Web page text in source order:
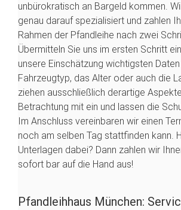
unbürokratisch an Bargeld kommen.
genau darauf spezialisiert und zahlen
Rahmen der Pfandleihe nach zwei
Übermitteln Sie uns im ersten Schritt
unsere Einschätzung wichtigsten
Fahrzeugtyp, das Alter oder auch die
ziehen ausschließlich derartige
Betrachtung mit ein und lassen die
Im Anschluss vereinbaren wir einen
noch am selben Tag stattfinden kann.
Unterlagen dabei? Dann zahlen wir
sofort bar auf die Hand aus!
Pfandleihhaus München: